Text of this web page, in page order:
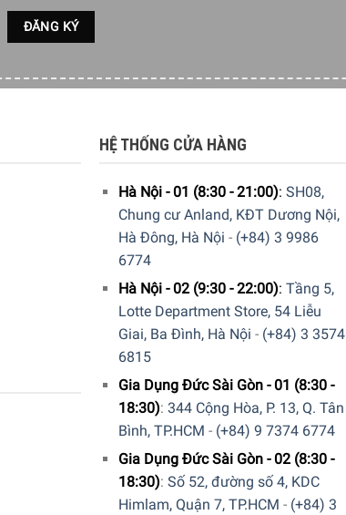
HỆ THỐNG CỬA HÀNG
Hà Nội - 01 (8:30 - 21:00): SH08,
Chung cư Anland, KĐT Dương Nội,
Hà Đông, Hà Nội - (+84) 3 9986
6774
Hà Nội - 02 (9:30 - 22:00): Tầng 5,
Lotte Department Store, 54 Liễu
Giai, Ba Đình, Hà Nội - (+84) 3 3574
6815
Gia Dụng Đức Sài Gòn - 01 (8:30 -
18:30): 344 Cộng Hòa, P. 13, Q. Tân
Bình, TP.HCM - (+84) 9 7374 6774
Gia Dụng Đức Sài Gòn - 02 (8:30 -
18:30): Số 52, đường số 4, KDC
Himlam, Quận 7, TP.HCM - (+84) 3